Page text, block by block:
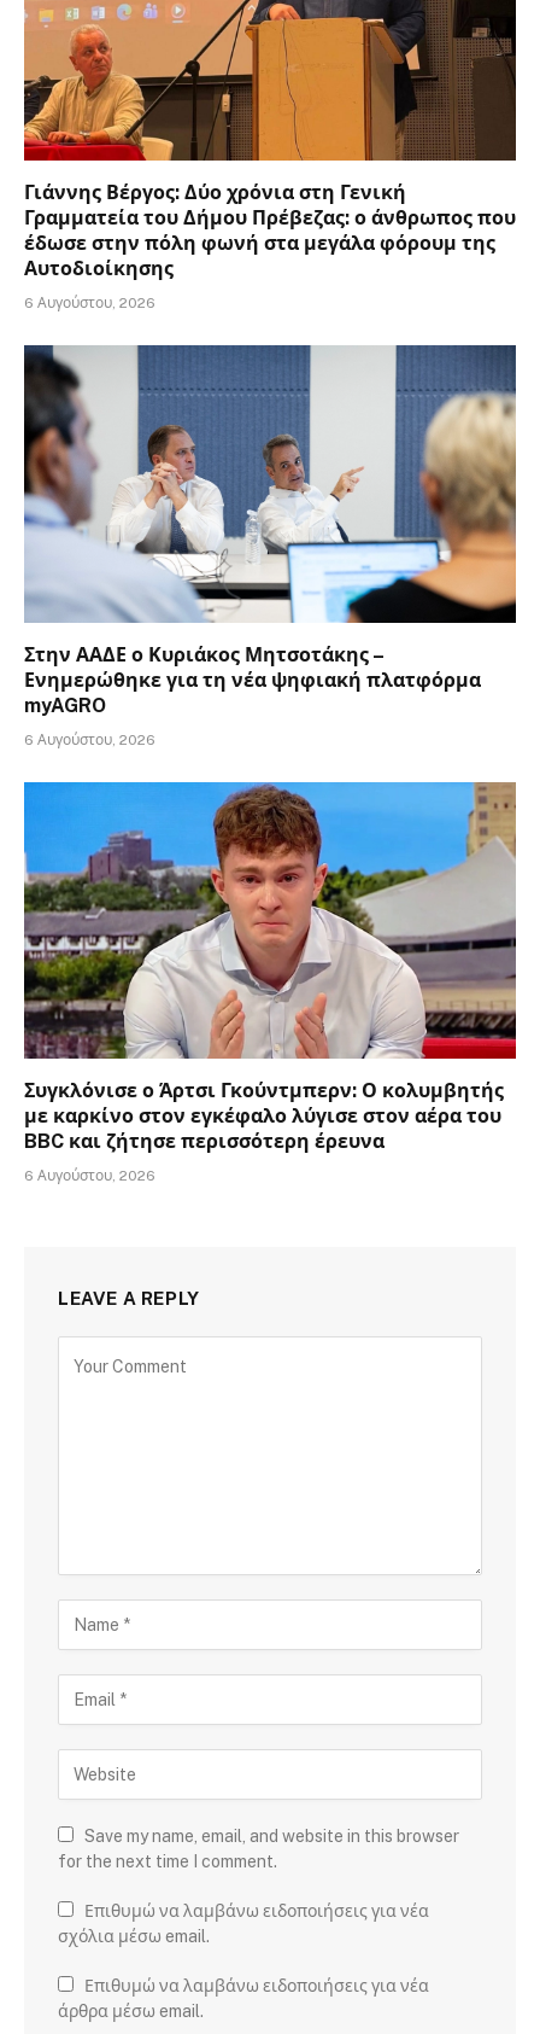
Γιάννης Βέργος: Δύο χρόνια στη Γενική
Γραμματεία του Δήμου Πρέβεζας: ο άνθρωπος που
έδωσε στην πόλη φωνή στα μεγάλα φόρουμ της
Αυτοδιοίκησης
6 Αυγούστου, 2026
Στην ΑΑΔΕ ο Κυριάκος Μητσοτάκης –
Ενημερώθηκε για τη νέα ψηφιακή πλατφόρμα
myAGRO
6 Αυγούστου, 2026
Συγκλόνισε ο Άρτσι Γκούντμπερν: Ο κολυμβητής
με καρκίνο στον εγκέφαλο λύγισε στον αέρα του
BBC και ζήτησε περισσότερη έρευνα
6 Αυγούστου, 2026
LEAVE A REPLY
Save my name, email, and website in this browser
for the next time I comment.
Επιθυμώ να λαμβάνω ειδοποιήσεις για νέα
σχόλια μέσω email.
Επιθυμώ να λαμβάνω ειδοποιήσεις για νέα
άρθρα μέσω email.